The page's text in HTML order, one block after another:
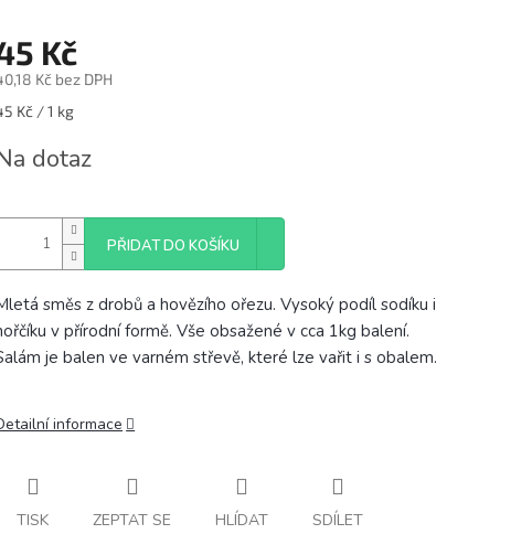
Kč
Kč bez DPH
Kč / 1 kg
dotaz
PŘIDAT DO KOŠÍKU
směs z drobů a hovězího ořezu. Vysoký podíl sodíku i
v přírodní formě. Vše obsažené v cca 1kg balení.
je balen ve varném střevě, které lze vařit i s obalem.
informace
TISK ZEPTAT SE HLÍDAT SDÍLET